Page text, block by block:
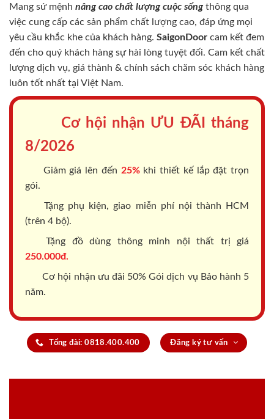
Mang sứ mệnh nâng cao chất lượng cuộc sốngthông qua
việc cung cấp các sản phẩm chất lượng cao, đáp ứng mọi
yêu cầu khắc khe của khách hàng. SaigonDoor cam kết đem
đến cho quý khách hàng sự hài lòng tuyệt đối. Cam kết chất
lượng dịch vụ, giá thành & chính sách chăm sóc khách hàng
luôn tốt nhất tại Việt Nam.
Cơ hội nhận ƯU ĐÃI tháng
8/2026
Giảm giá lên đến 25%khi thiết kế lắp đặt trọn
gói.
Tặng phụ kiện, giao miễn phí nội thành HCM
(trên 4 bộ).
Tặng đồ dùng thông minh nội thất trị giá
250.000đ.
Cơ hội nhận ưu đãi 50% Gói dịch vụ Bảo hành 5
năm.
Tổng đài: 0818.400.400 Đăng ký tư vấn